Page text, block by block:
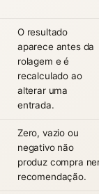
O resultado
aparece antes da
rolagem e é
recalculado ao
alterar uma
entrada.
Zero, vazio ou
negativo não
produz compra
recomendação.